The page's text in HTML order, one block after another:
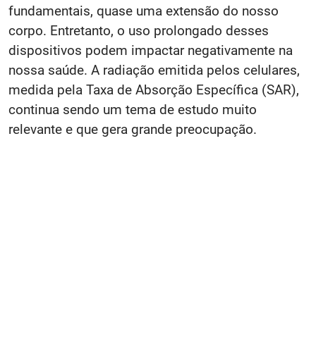
fundamentais, quase uma extensão do nosso
corpo. Entretanto, o uso prolongado desses
dispositivos podem impactar negativamente na
nossa saúde. A radiação emitida pelos celulares,
medida pela Taxa de Absorção Específica (SAR),
continua sendo um tema de estudo muito
relevante e que gera grande preocupação.